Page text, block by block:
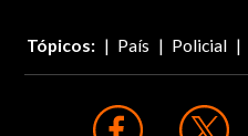
Tópicos: País Policial